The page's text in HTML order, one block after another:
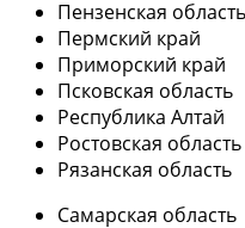
Пензенская область
Пермский край
Приморский край
Псковская область
Республика Алтай
Ростовская область
Рязанская область
Самарская область